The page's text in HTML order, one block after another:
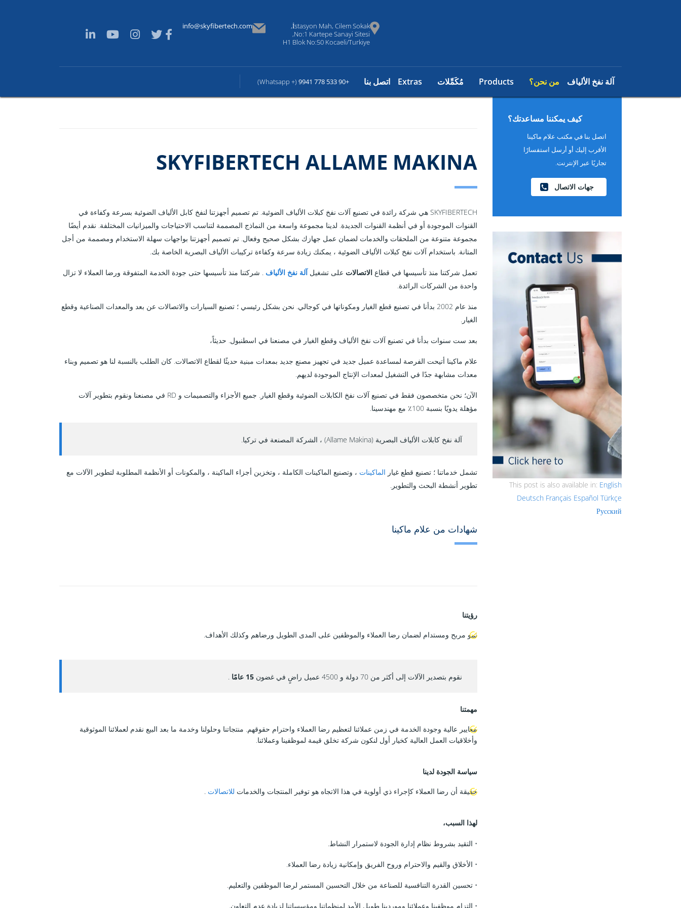
İstasyon Mah, Cilem Sokak,
No:1 Kartepe Sanayi Sitesi,
H1 Blok No:50 Kocaeli/Turkiye
info@skyfibertech.com
آلة نفخ الألياف من نحن؟ Products مُكَمِّلات Extras اتصل بنا +90 533 778 9941
(+ Whatsapp)
SKYFIBERTECH ALLAME MAKINA
SKYFIBERTECH هي شركة رائدة في تصنيع آلات نفخ كبلات الألياف الضوئية. تم تصميم أجهزتنا لنفخ كابل الألياف الضوئية بسرعة وكفاءة في
القنوات الموجودة أو في أنظمة القنوات الجديدة. لدينا مجموعة واسعة من النماذج المصممة لتناسب الاحتياجات والميزانيات المختلفة. نقدم أيضًا
مجموعة متنوعة من الملحقات والخدمات لضمان عمل جهازك بشكل صحيح وفعال. تم تصميم أجهزتنا بواجهات سهلة الاستخدام ومصممة من أجل
المتانة. باستخدام آلات نفخ كبلات الألياف الضوئية ، يمكنك زيادة سرعة وكفاءة تركيبات الألياف البصرية الخاصة بك.
تعمل شركتنا منذ تأسيسها في قطاع الاتصالات على تشغيلآلة نفخ الألياف . شركتنا منذ تأسيسها حتى جودة الخدمة المتفوقة ورضا العملاء لا تزال
واحدة من الشركات الرائدة.
منذ عام 2002 بدأنا في تصنيع قطع الغيار ومكوناتها في كوجالي. نحن بشكل رئيسي ؛ تصنيع السيارات والاتصالات عن بعد والمعدات الصناعية وقطع
الغيار.
بعد ست سنوات بدأنا في تصنيع آلات نفخ الألياف وقطع الغيار في مصنعنا في اسطنبول. حديثاً،
علام ماكينا أتيحت الفرصة لمساعدة عميل جديد في تجهيز مصنع جديد بمعدات مبنية حديثًا لقطاع الاتصالات. كان الطلب بالنسبة لنا هو تصميم وبناء
معدات مشابهة جدًا في التشغيل لمعدات الإنتاج الموجودة لديهم.
الآن؛ نحن متخصصون فقط في تصنيع آلات نفخ الكابلات الضوئية وقطع الغيار. جميع الأجزاء والتصميمات و RD في مصنعنا ونقوم بتطوير آلات
مؤهلة يدويًا بنسبة 100٪ مع مهندسينا.
آلة نفخ كابلات الألياف البصرية (Allame Makina) ، الشركة المصنعة في تركيا.
تشمل خدماتنا ؛ تصنيع قطع غيار الماكينات ، وتصنيع الماكينات الكاملة ، وتخزين أجزاء الماكينة ، والمكونات أو الأنظمة المطلوبة لتطوير الآلات مع
تطوير أنشطة البحث والتطوير.
شهادات من علام ماكينا
رؤيتنا
نمو مربح ومستدام لضمان رضا العملاء والموظفين على المدى الطويل ورضاهم وكذلك الأهداف.
نقوم بتصدير الآلات إلى أكثر من 70 دولة و 4500 عميل راضٍ في غضون 15 عامًا .
مهمتنا
معايير عالية وجودة الخدمة في زمن عملائنا لتعظيم رضا العملاء واحترام حقوقهم. منتجاتنا وحلولنا وخدمة ما بعد البيع نقدم لعملائنا الموثوقية
وأخلاقيات العمل العالية كخيار أول لنكون شركة تخلق قيمة لموظفينا وعملائنا.
سياسة الجودة لدينا
حقيقة أن رضا العملاء كإجراء ذي أولوية في هذا الاتجاه هو توفير المنتجات والخدمات للاتصالات .
لهذا السبب،
• التقيد بشروط نظام إدارة الجودة لاستمرار النشاط.
• الأخلاق والقيم والاحترام وروح الفريق وإمكانية زيادة رضا العملاء.
• تحسين القدرة التنافسية للصناعة من خلال التحسين المستمر لرضا الموظفين والتعليم.
• التزام موظفينا وعملائنا وموردينا طويل الأمد لمنظماتنا ومؤسساتنا لزيادة عدم التعاون.
كيف يمكننا مساعدتك؟
اتصل بنا في مكتب علام ماكينا
الأقرب إليك أو أرسل استفسارًا
تجاريًا عبر الإنترنت.
جهات الاتصال
This post is also available in: English
Deutsch Français Español Türkçe
Русский